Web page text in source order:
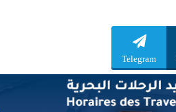
Telegram